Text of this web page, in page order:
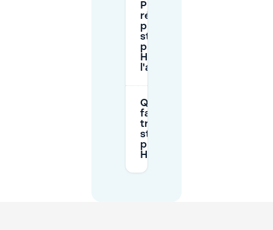
Puis-je
réserver une
place de
stationnement
près de De
Hof à
l'avance?
Que dois-je
faire si je ne
trouve pas de
stationnement
près de De
Hof?